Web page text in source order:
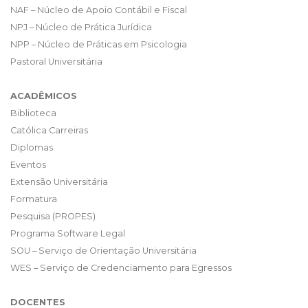
NAF – Núcleo de Apoio Contábil e Fiscal
NPJ – Núcleo de Prática Jurídica
NPP – Núcleo de Práticas em Psicologia
Pastoral Universitária
ACADÊMICOS
Biblioteca
Católica Carreiras
Diplomas
Eventos
Extensão Universitária
Formatura
Pesquisa (PROPES)
Programa Software Legal
SOU – Serviço de Orientação Universitária
WES – Serviço de Credenciamento para Egressos
DOCENTES